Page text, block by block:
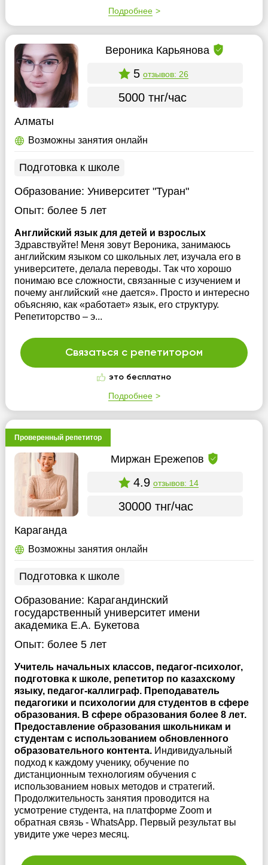
Подробнее
Вероника Карьянова
5 отзывов: 26
5000 тнг/час
Алматы
Возможны занятия онлайн
Подготовка к школе
Образование: Университет "Туран"
Опыт: более 5 лет
Английский язык для детей и взрослых
Здравствуйте! Меня зовут Вероника, занимаюсь
английским языком со школьных лет, изучала его в
университете, делала переводы. Так что хорошо
понимаю все сложности, связанные с изучением и
почему английский «не дается». Просто и интересно
объясняю, как «работает» язык, его структуру.
Репетиторство – э...
Связаться с репетитором
это бесплатно
Подробнее
Проверенный репетитор
Миржан Ережепов
4.9 отзывов: 14
30000 тнг/час
Караганда
Возможны занятия онлайн
Подготовка к школе
Образование: Карагандинский
государственный университет имени
академика Е.А. Букетова
Опыт: более 5 лет
Учитель начальных классов, педагог-психолог,
подготовка к школе, репетитор по казахскому
языку, педагог-каллиграф. Преподаватель
педагогики и психологии для студентов в сфере
образования. В сфере образования более 8 лет.
Предоставление образования школьникам и
студентам с использованием обновленного
образовательного контента. Индивидуальный
подход к каждому ученику, обучение по
дистанционным технологиям обучения с
использованием новых методов и стратегий.
Продолжительность занятия проводится на
усмотрение студента, на платформе Zoom и
обратная связь - WhatsApp. Первый результат вы
увидите уже через месяц.